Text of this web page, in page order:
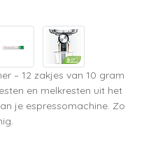
– 12 zakjes van 10 gram
en melkresten uit het
je espressomachine. Zo